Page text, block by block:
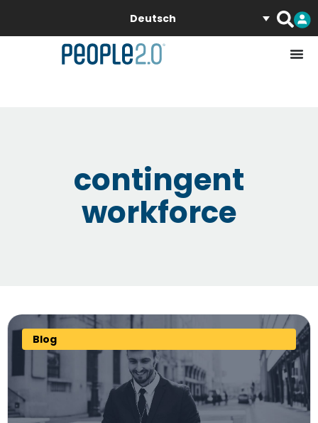
Deutsch
contingent
workforce
Blog